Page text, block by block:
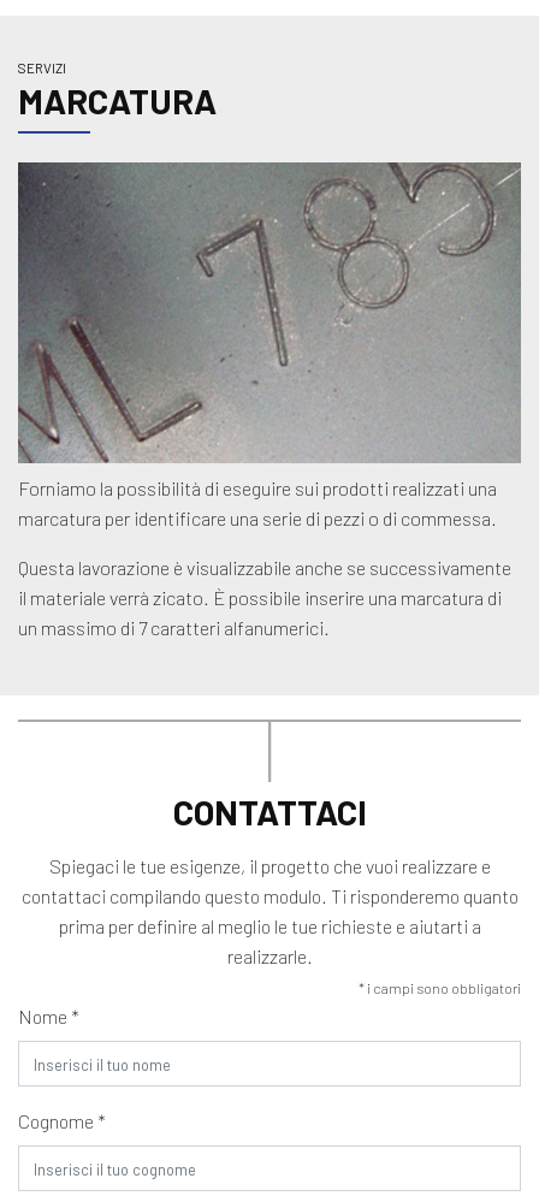
SERVIZI
MARCATURA
Forniamo la possibilità di eseguire sui prodotti realizzati una
marcatura per identificare una serie di pezzi o di commessa.
Questa lavorazione è visualizzabile anche se successivamente
il materiale verrà zicato. È possibile inserire una marcatura di
un massimo di 7 caratteri alfanumerici.
CONTATTACI
Spiegaci le tue esigenze, il progetto che vuoi realizzare e
contattaci compilando questo modulo. Ti risponderemo quanto
prima per definire al meglio le tue richieste e aiutarti a
realizzarle.
* i campi sono obbligatori
Nome *
Cognome *